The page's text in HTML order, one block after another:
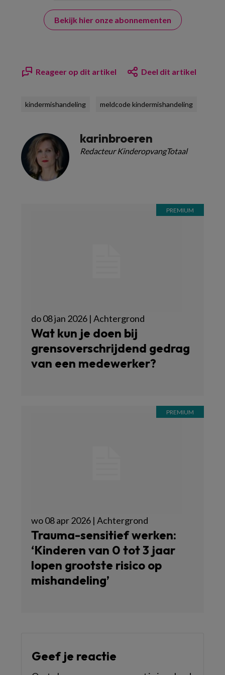
Bekijk hier onze abonnementen
Reageer op dit artikel Deel dit artikel
kindermishandeling meldcode kindermishandeling
karinbroeren
Redacteur KinderopvangTotaal
do 08 jan 2026 | Achtergrond
Wat kun je doen bij
grensoverschrijdend gedrag
van een medewerker?
wo 08 apr 2026 | Achtergrond
Trauma-sensitief werken:
‘Kinderen van 0 tot 3 jaar
lopen grootste risico op
mishandeling’
Geef je reactie